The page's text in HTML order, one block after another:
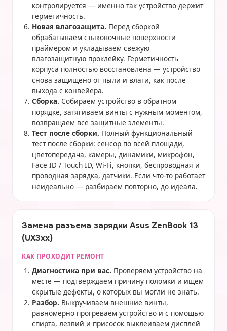
контролируется — именно так устройство держит
герметичность.
Новая влагозащита. Перед сборкой
обрабатываем стыковочные поверхности
праймером и укладываем свежую
влагозащитную проклейку. Герметичность
корпуса полностью восстановлена — устройство
снова защищено от пыли и влаги, как после
выхода с конвейера.
Сборка. Собираем устройство в обратном
порядке, затягиваем винты с нужным моментом,
возвращаем все защитные элементы.
Тест после сборки. Полный функциональный
тест после сборки: сенсор по всей площади,
цветопередача, камеры, динамики, микрофон,
Face ID / Touch ID, Wi-Fi, кнопки, беспроводная и
проводная зарядка, датчики. Если что-то работает
неидеально — разбираем повторно, до идеала.
Замена разъема зарядки Asus ZenBook 13
(UX3xx)
КАК ПРОХОДИТ РЕМОНТ
Диагностика при вас. Проверяем устройство на
месте — подтверждаем причину поломки и ищем
скрытые дефекты, о которых вы могли не знать.
Разбор. Выкручиваем внешние винты,
равномерно прогреваем устройство и с помощью
спирта, лезвий и присосок выклеиваем дисплей